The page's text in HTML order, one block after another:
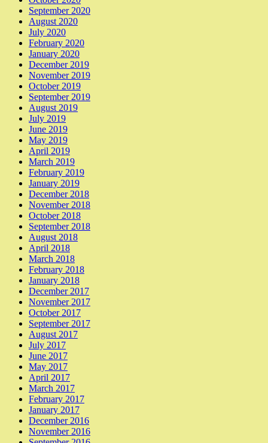
September 2020
August 2020
July 2020
February 2020
January 2020
December 2019
November 2019
October 2019
September 2019
August 2019
July 2019
June 2019
May 2019
April 2019
March 2019
February 2019
January 2019
December 2018
November 2018
October 2018
September 2018
August 2018
April 2018
March 2018
February 2018
January 2018
December 2017
November 2017
October 2017
September 2017
August 2017
July 2017
June 2017
May 2017
April 2017
March 2017
February 2017
January 2017
December 2016
November 2016